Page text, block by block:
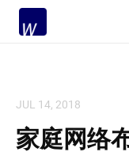
JUL 14, 2018
家庭网络